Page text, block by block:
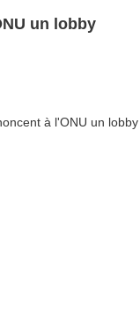
un lobby